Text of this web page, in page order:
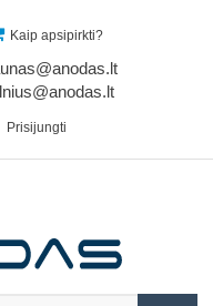
Kaip apsipirkti?
Prisijungti